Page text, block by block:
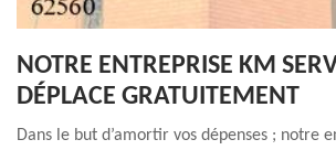
NOTRE ENTREPRISE KM
DÉPLACE GRATUITEMENT
Dans le but d’amortir vos dépenses ; notre